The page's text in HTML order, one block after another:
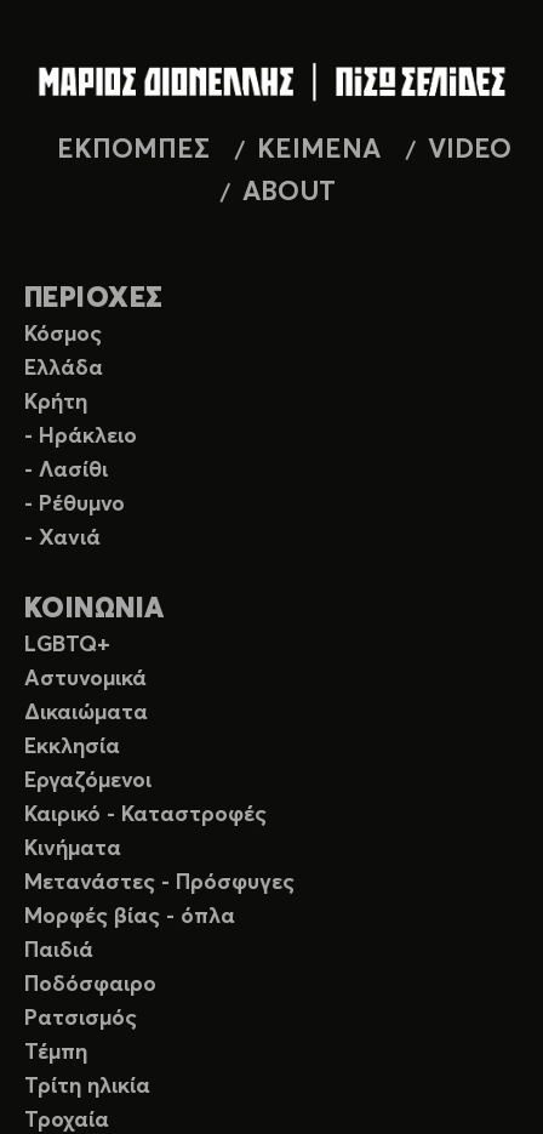
ΕΚΠΟΜΠΕΣ ΚΕΙΜΕΝΑ
VIDEO
ABOUT
ΠΕΡΙΟΧΕΣ
Κόσμος
Ελλάδα
Κρήτη
- Ηράκλειο
- Λασίθι
- Ρέθυμνο
- Χανιά
ΚΟΙΝΩΝΙΑ
LGBTQ+
Αστυνομικά
Δικαιώματα
Εκκλησία
Εργαζόμενοι
Καιρικό - Καταστροφές
Κινήματα
Μετανάστες - Πρόσφυγες
Μορφές βίας - όπλα
Παιδιά
Ποδόσφαιρο
Ρατσισμός
Τέμπη
Τρίτη ηλικία
Τροχαία